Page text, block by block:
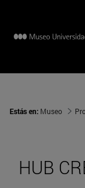
Estás en: Museo
HUB